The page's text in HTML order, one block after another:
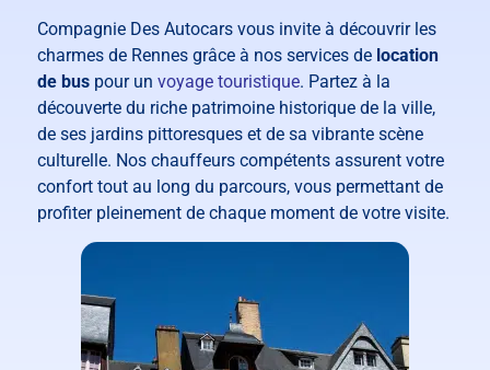
Compagnie Des Autocars vous invite à découvrir les
charmes de Rennes grâce à nos services de location
de bus pour un voyage touristique. Partez à la
découverte du riche patrimoine historique de la ville,
de ses jardins pittoresques et de sa vibrante scène
culturelle. Nos chauffeurs compétents assurent votre
confort tout au long du parcours, vous permettant de
profiter pleinement de chaque moment de votre visite.